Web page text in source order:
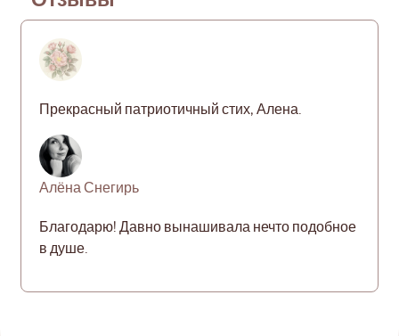
Прекрасный патриотичный стих, Алена.
Алёна Снегирь
Благодарю! Давно вынашивала нечто подобное
в душе.